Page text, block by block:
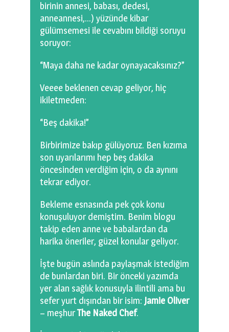
birinin annesi, babası, dedesi,
anneannesi,…) yüzünde kibar
gülümsemesi ile cevabını bildiği soruyu
soruyor:
“Maya daha ne kadar oynayacaksınız?”
Veeee beklenen cevap geliyor, hiç
ikiletmeden:
“Beş dakika!”
Birbirimize bakıp gülüyoruz. Ben kızıma
son uyarılarımı hep beş dakika
öncesinden verdiğim için, o da aynını
tekrar ediyor.
Bekleme esnasında pek çok konu
konuşuluyor demiştim. Benim blogu
takip eden anne ve babalardan da
harika öneriler, güzel konular geliyor.
İşte bugün aslında paylaşmak istediğim
de bunlardan biri. Bir önceki yazımda
yer alan sağlık konusuyla ilintili ama bu
sefer yurt dışından bir isim: Jamie Oliver
– meşhurThe Naked Chef.